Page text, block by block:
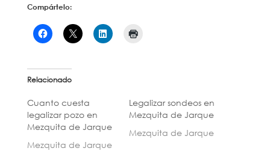
Compártelo:
Relacionado
Cuanto cuesta
legalizar pozo en
Mezquita de Jarque
Mezquita de Jarque
Legalizar sondeos en
Mezquita de Jarque
Mezquita de Jarque